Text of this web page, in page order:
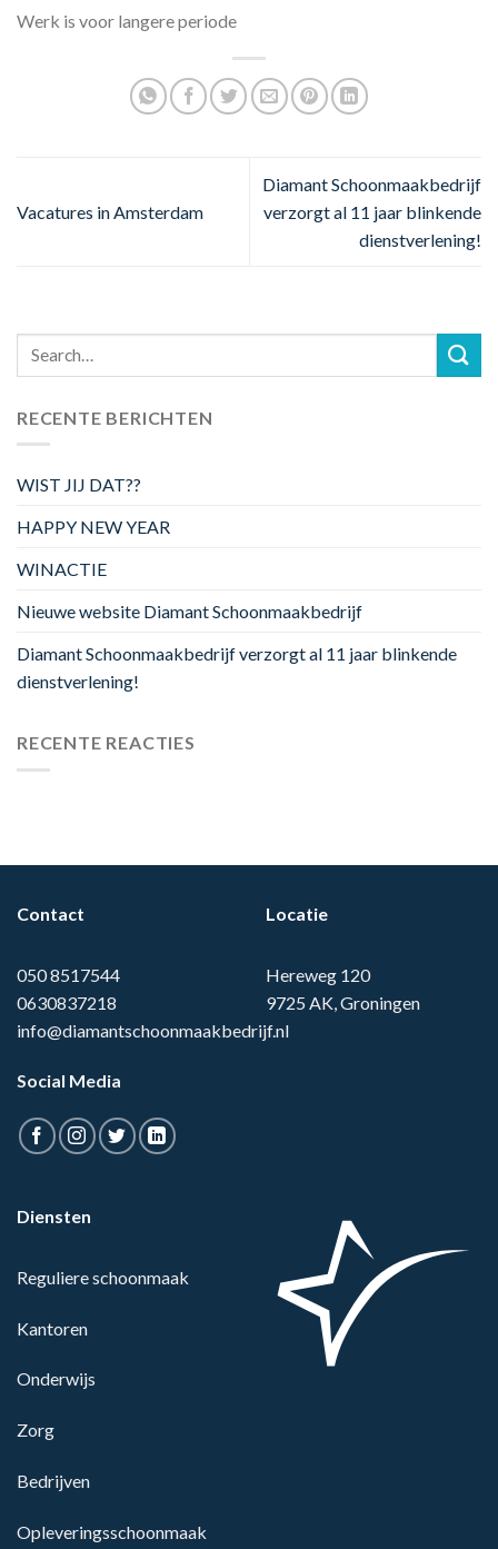
Werk is voor langere periode
Vacatures in Amsterdam
Diamant Schoonmaakbedrijf
verzorgt al 11 jaar blinkende
dienstverlening!
RECENTE BERICHTEN
WIST JIJ DAT??
HAPPY NEW YEAR
WINACTIE
Nieuwe website Diamant Schoonmaakbedrijf
Diamant Schoonmaakbedrijf verzorgt al 11 jaar blinkende
dienstverlening!
RECENTE REACTIES
Contact
050 8517544
0630837218
info@diamantschoonmaakbedrijf.nl
Social Media
Locatie
Hereweg 120
9725 AK, Groningen
Diensten
Reguliere schoonmaak
Kantoren
Onderwijs
Zorg
Bedrijven
Opleveringsschoonmaak